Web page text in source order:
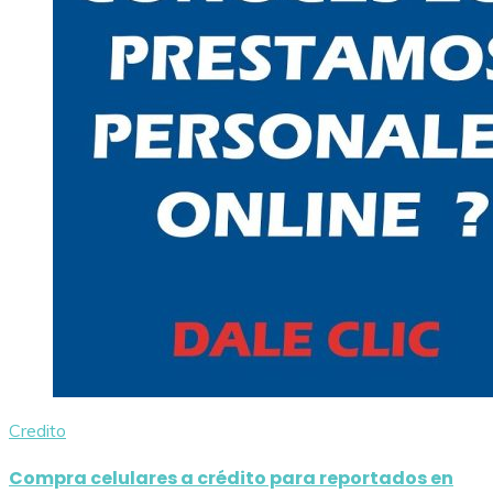
Credito
Compra celulares a crédito para reportados en